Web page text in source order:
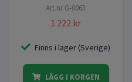
Art.nr G-0063
1 222 kr
Finns i lager (Sverige)
LÄGG I KORGEN